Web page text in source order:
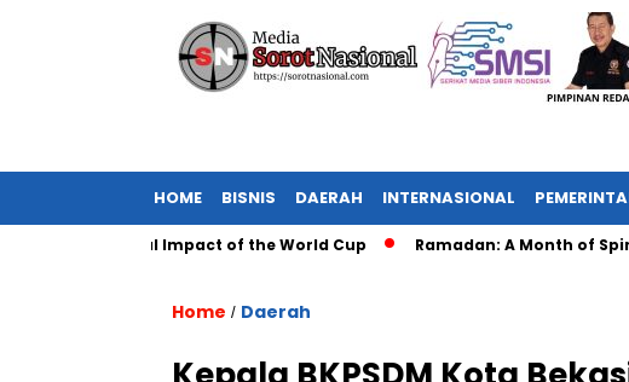
HOME BISNIS DAERAH INTERNASIONAL
The Global Impact of the World Cup Ramadan: A Month of Spiritual
Home / Daerah